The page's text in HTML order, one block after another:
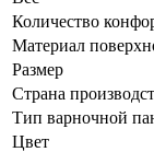
Количество
Материал
Размер
Страна
Тип варночной
Цвет